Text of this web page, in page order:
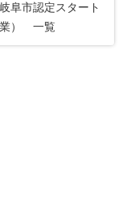
阜市認定スタート
業） 一覧